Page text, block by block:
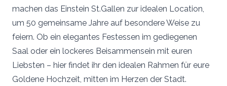
machen das Einstein St.Gallen zur idealen Location,
um 50 gemeinsame Jahre auf besondere Weise zu
feiern. Ob ein elegantes Festessen im gediegenen
Saal oder ein lockeres Beisammensein mit euren
Liebsten – hier findet ihr den idealen Rahmen für eure
Goldene Hochzeit, mitten im Herzen der Stadt.